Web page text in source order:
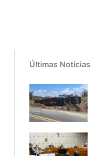
Últimas Notícias